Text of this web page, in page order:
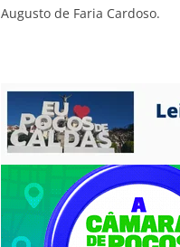
Augusto de Faria Cardoso.